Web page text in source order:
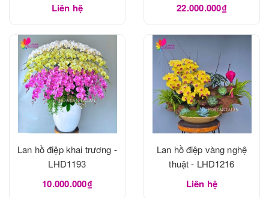
Liên hệ 22.000.000₫
Lan hồ điệp khai trương -
LHD1193
10.000.000₫
Lan hồ điệp vàng nghệ
thuật - LHD1216
Liên hệ